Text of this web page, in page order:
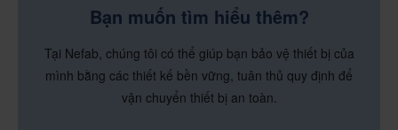
Bạn muốn tìm hiểu thêm?
Tại Nefab, chúng tôi có thể giúp bạn bảo vệ thiết bị của
mình bằng các thiết kế bền vững, tuân thủ quy định để
vận chuyển thiết bị an toàn.